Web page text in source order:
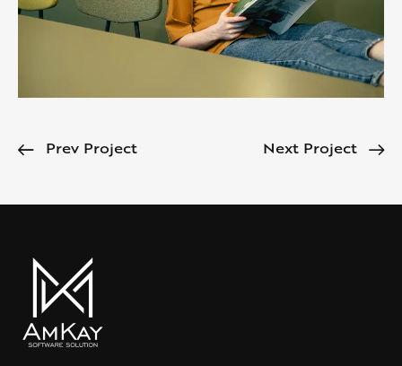
Prev Project Next Project